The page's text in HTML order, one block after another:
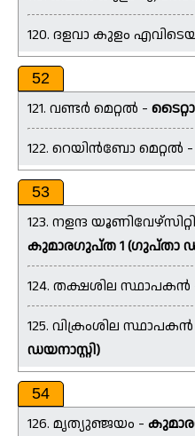
120. ദളവാ കുളം
52
121. വണ്ടർ മെറ്റൽ -
122. റെയിൻബോ മെറ്റൽ -
53
123. നളന്ദ
കുമാരഗുപ്‌ത 1 (ഗുപ്താ
124. തക്ഷശില സ്ഥാപകൻ
125. വിക്രംശില
ഡയനാസ്റ്റി)
54
126. മൃത്യുഞ്ജയം -